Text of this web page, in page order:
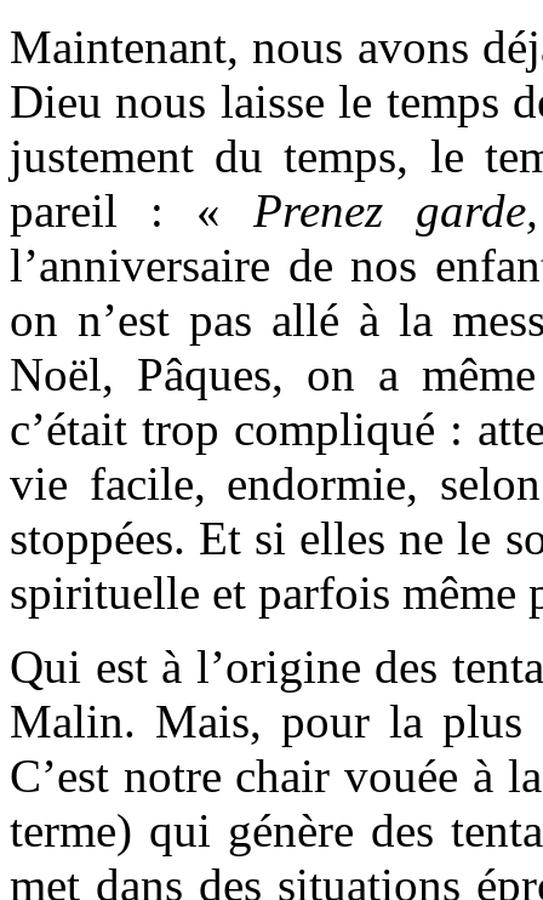
Maintenant, nous avons
Dieu nous laisse le temps
justement du temps, le
pareil : «Prenez
l’anniversaire de nos
on n’est pas allé à la
Noël, Pâques, on a
c’était trop compliqué :
vie facile, endormie,
stoppées. Et si elles ne le
spirituelle et parfois même
Qui est à l’origine des
Malin. Mais, pour la plus
C’est notre chair vouée à
terme) qui génère des
met dans des situations